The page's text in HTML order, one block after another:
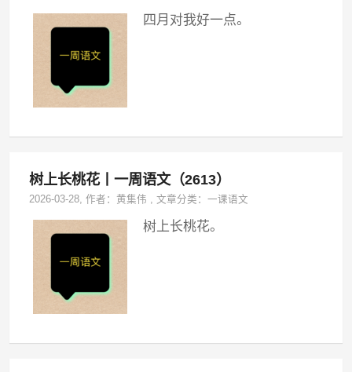
四月对我好一点。
树上长桃花丨一周语文（2613）
2026-03-28, 作者：黄集伟 ,文章分类：一课语文
树上长桃花。